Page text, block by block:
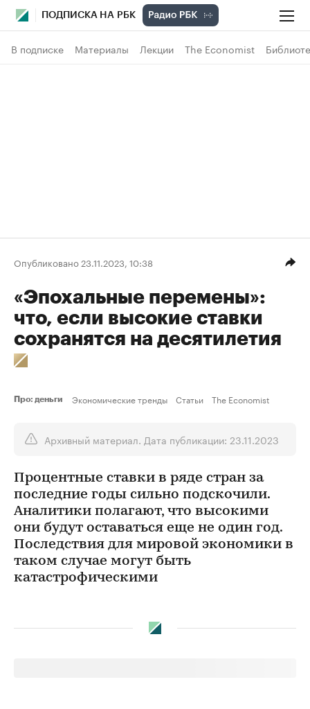
ПОДПИСКА НА РБК
В подписке Материалы Лекции The Economist
Опубликовано 23.11.2023, 10:38
«Эпохальные перемены»:
что, если высокие ставки
сохранятся на десятилетия
Про: деньги Экономические тренды Статьи The Economist
Архивный материал. Дата публикации: 23.11.2023
Процентные ставки в ряде стран за
последние годы сильно подскочили.
Аналитики полагают, что высокими
они будут оставаться еще не один год.
Последствия для мировой экономики в
таком случае могут быть
катастрофическими